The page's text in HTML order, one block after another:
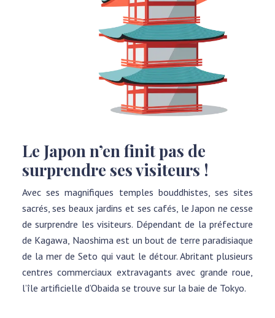
Le Japon n’en finit pas de
surprendre ses visiteurs !
Avec ses magnifiques temples bouddhistes, ses sites
sacrés, ses beaux jardins et ses cafés, le Japon ne cesse
de surprendre les visiteurs. Dépendant de la préfecture
de Kagawa, Naoshima est un bout de terre paradisiaque
de la mer de Seto qui vaut le détour. Abritant plusieurs
centres commerciaux extravagants avec grande roue,
l’île artificielle d’Obaida se trouve sur la baie de Tokyo.